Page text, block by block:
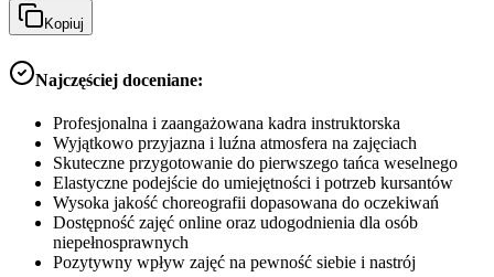
Kopiuj
Najczęściej doceniane:
Profesjonalna i zaangażowana kadra instruktorska
Wyjątkowo przyjazna i luźna atmosfera na zajęciach
Skuteczne przygotowanie do pierwszego tańca weselnego
Elastyczne podejście do umiejętności i potrzeb kursantów
Wysoka jakość choreografii dopasowana do oczekiwań
Dostępność zajęć online oraz udogodnienia dla osób
niepełnosprawnych
Pozytywny wpływ zajęć na pewność siebie i nastrój